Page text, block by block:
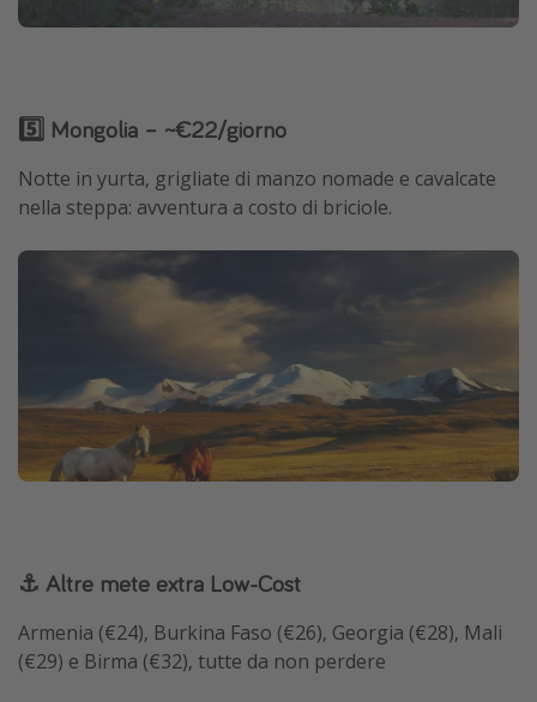
5️⃣ Mongolia – ~€22/giorno
Notte in yurta, grigliate di manzo nomade e cavalcate
nella steppa: avventura a costo di briciole.
⚓ Altre mete extra Low-Cost
Armenia (€24), Burkina Faso (€26), Georgia (€28), Mali
(€29) e Birma (€32), tutte da non perdere